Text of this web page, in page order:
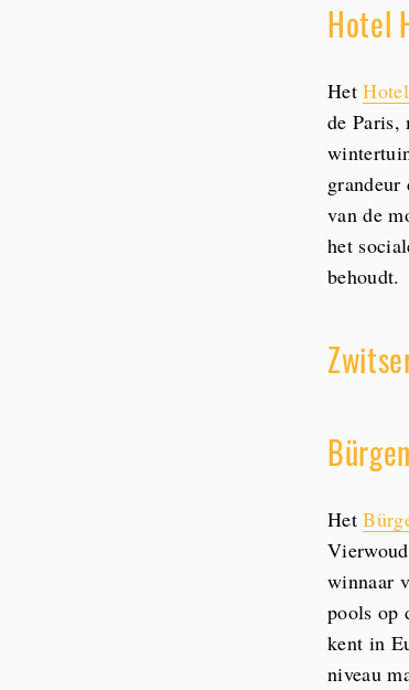
Hotel
Het
de Paris,
van de
het
behoudt.
Het
winnaar
pools op
kent in
niveau